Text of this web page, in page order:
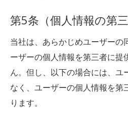
第5条（個人情報の第三
当社は、あらかじめユーザーの
ーザーの個人情報を第三者に提
ん。但し、以下の場合には、ユ
なく、ユーザーの個人情報を第
ります。